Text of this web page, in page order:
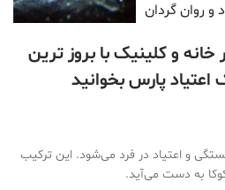
و روان گردان
و کلینیک با بروز ترین
پارس بخوانید
و اعتیاد در فرد می‌شود. این ترکیب
به دست می‌آید.